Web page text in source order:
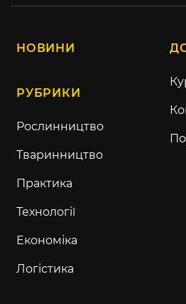
НОВИНИ
РУБРИКИ
Рослинництво
Тваринництво
Практика
Технології
Економіка
Логістика